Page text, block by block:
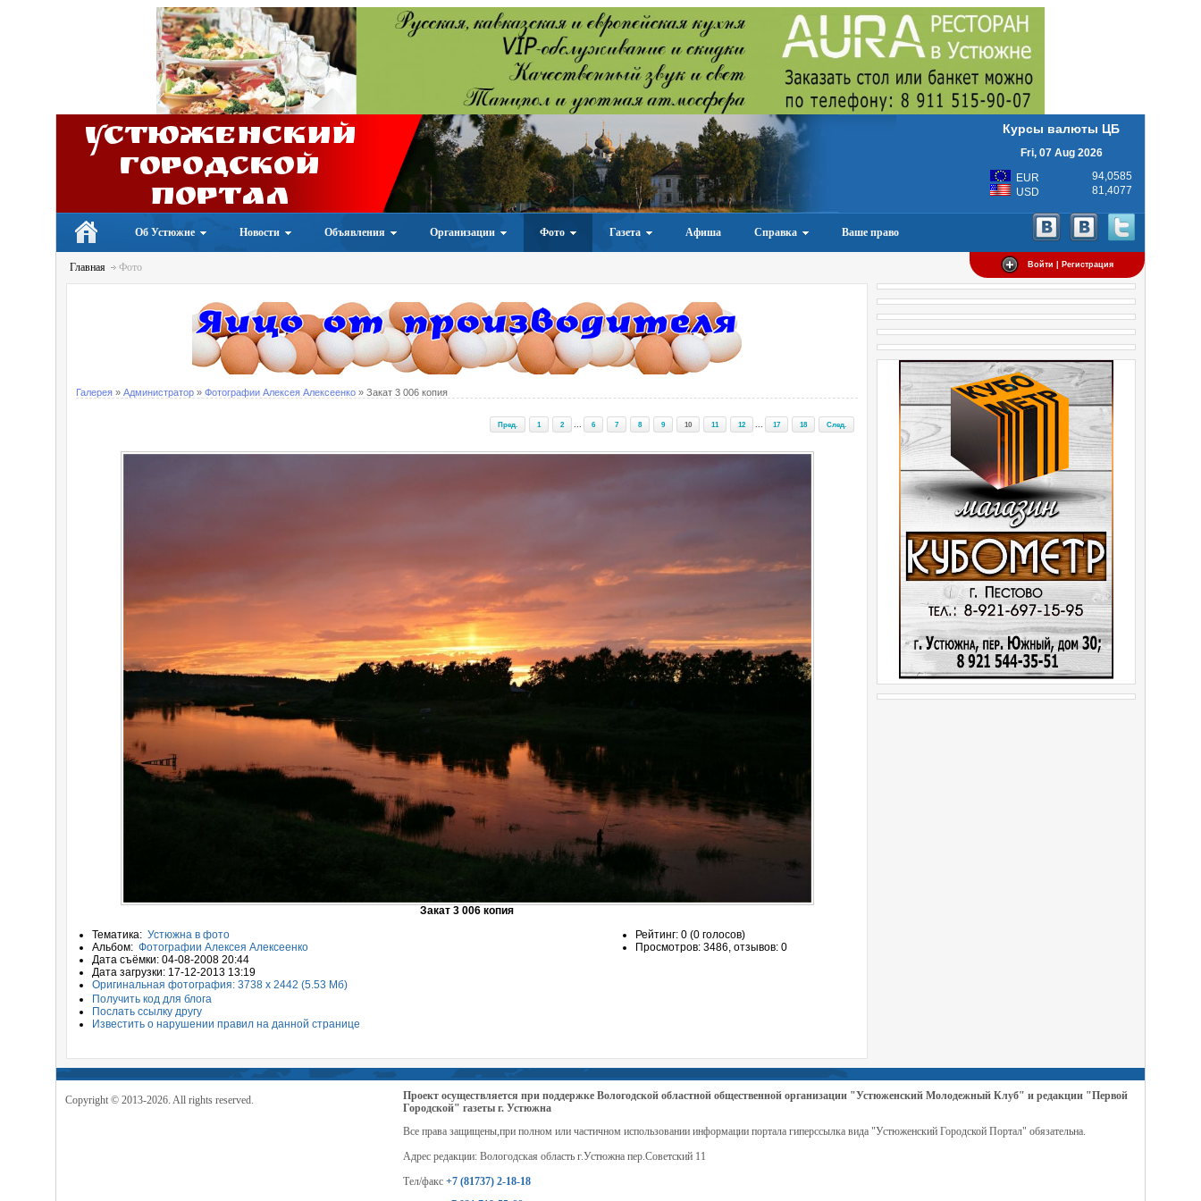
Устюженский
Городской
портал
Курсы валюты ЦБ
Fri, 07 Aug 2026
EUR
94,0585
USD
81,4077
Об Устюжне Новости Объявления Организации Фото Газета Афиша Справка Ваше право
Войти | Регистрация
Главная Фото
Галерея » Администратор » Фотографии Алексея Алексеенко » Закат 3 006 копия
Пред. 1 2 ... 6 7 8 9 10 11 12 ... 17 18 След.
Закат 3 006 копия
Тематика: Устюжна в фото
Альбом: Фотографии Алексея Алексеенко
Дата съёмки: 04-08-2008 20:44
Дата загрузки: 17-12-2013 13:19
Оригинальная фотография: 3738 x 2442 (5.53 Мб)
Рейтинг: 0 (0 голосов)
Просмотров: 3486, отзывов: 0
Получить код для блога
Послать ссылку другу
Известить о нарушении правил на данной странице
Copyright © 2013-2026. All rights reserved.
Проект осуществляется при поддержке Вологодской областной общественной организации "Устюженский Молодежный Клуб" и редакции "Первой
Городской" газеты г. Устюжна
Все права защищены,при полном или частичном использовании информации портала гиперссылка вида "Устюженский Городской Портал" обязательна.
Адрес редакции: Вологодская область г.Устюжна пер.Советский 11
Тел/факс +7 (81737) 2-18-18